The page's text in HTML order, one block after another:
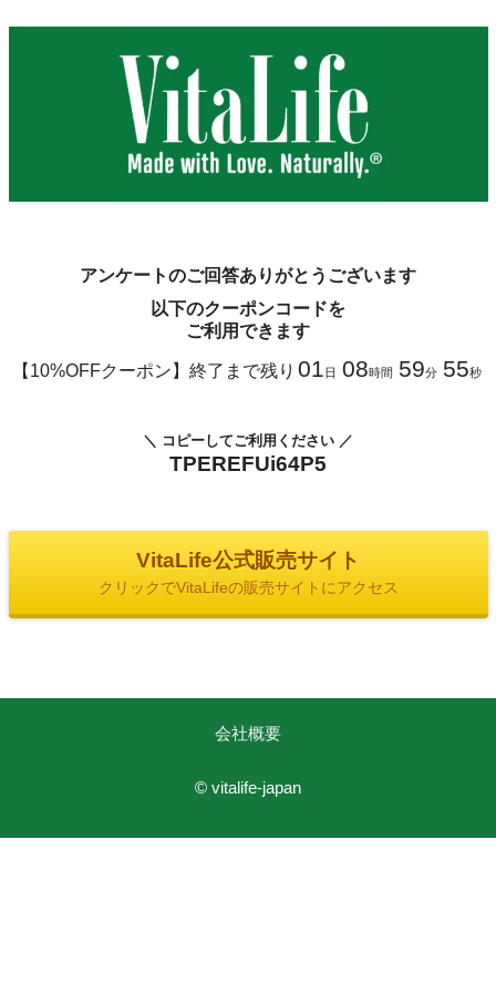
アンケートのご回答ありがとうございます
以下のクーポンコードを
ご利用できます
【10%OFFクーポン】終了まで残り 01日 08時間 59分 55秒
＼ コピーしてご利用ください ／
TPEREFUi64P5
VitaLife公式販売サイト
クリックでVitaLifeの販売サイトにアクセス
会社概要
© vitalife-japan